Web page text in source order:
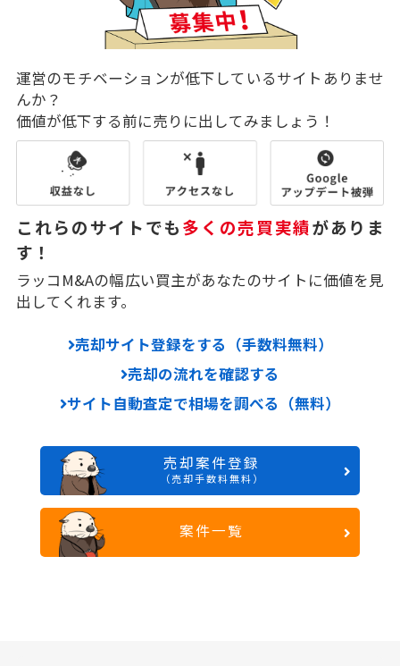
運営のモチベーションが低下しているサイトありませ
んか？
価値が低下する前に売りに出してみましょう！
これらのサイトでも多くの売買実績がありま
す！
ラッコM&Aの幅広い買主があなたのサイトに価値を見
出してくれます。
売却サイト登録をする（手数料無料）
売却の流れを確認する
サイト自動査定で相場を調べる（無料）
売却案件登録
（売却手数料無料）
案件一覧